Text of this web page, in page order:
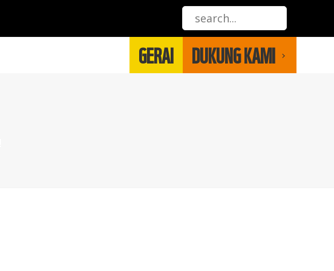
GERAI DUKUNG KAMI